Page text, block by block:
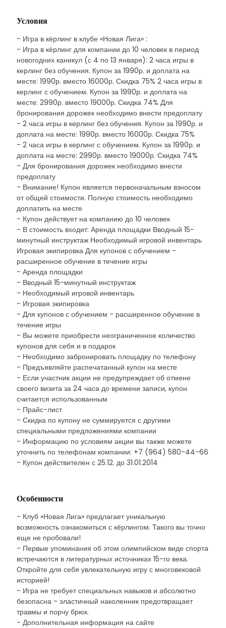
Условия
- Игра в кёрлинг в клубе «Новая Лига» :
- Игра в кёрлинг для компании до 10 человек в период
новогодних каникул (с 4 по 13 января): 2 часа игры в
керлинг без обучения. Купон за 1990р. и доплата на
месте: 1990р. вместо 16000р. Скидка 75% 2 часа игры в
керлинг с обучением. Купон за 1990р. и доплата на
месте: 2990р. вместо 19000р. Скидка 74% Для
бронирования дорожек необходимо внести предоплату
- 2 часа игры в керлинг без обучения. Купон за 1990р. и
доплата на месте: 1990р. вместо 16000р. Скидка 75%
- 2 часа игры в керлинг с обучением. Купон за 1990р. и
доплата на месте: 2990р. вместо 19000р. Скидка 74%
- Для бронирования дорожек необходимо внести
предоплату
- Внимание! Купон является первоначальным взносом
от общей стоимости. Полную стоимость необходимо
доплатить на месте
- Купон действует на компанию до 10 человек
- В стоимость входит: Аренда площадки Вводный 15-
минутный инструктаж Необходимый игровой инвентарь
Игровая экипировка Для купонов с обучением -
расширенное обучение в течение игры
- Аренда площадки
- Вводный 15-минутный инструктаж
- Необходимый игровой инвентарь
- Игровая экипировка
- Для купонов с обучением - расширенное обучение в
течение игры
- Вы можете приобрести неограниченное количество
купонов для себя и в подарок
- Необходимо забронировать площадку по телефону
- Предъявляйте распечатанный купон на месте
- Если участник акции не предупреждает об отмене
своего визита за 24 часа до времени записи, купон
считается использованным
- Прайс-лист
- Скидка по купону не суммируется с другими
специальными предложениями компании
- Информацию по условиям акции вы также можете
уточнить по телефонам компании: +7 (964) 580-44-66
- Купон действителен с 25.12. до 31.01.2014
Особенности
- Клуб «Новая Лига» предлагает уникальную
возможность ознакомиться с кёрлингом. Такого вы точно
еще не пробовали!
- Первые упоминания об этом олимпийском виде спорта
встречаются в литературных источниках 15-го века.
Откройте для себя увлекательную игру с многовековой
историей!
- Игра не требует специальных навыков и абсолютно
безопасна - эластичный наколенник предотвращает
травмы и порчу брюк.
- Дополнительная информация на сайте